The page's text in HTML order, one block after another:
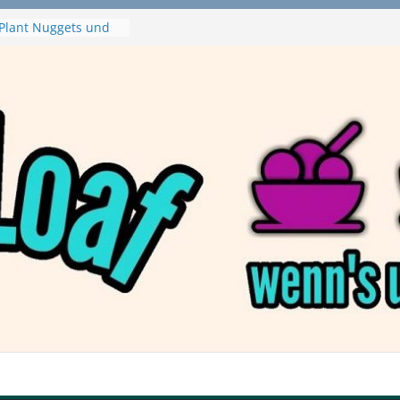
Nuggets und
Swirl
– mein Testvideo!